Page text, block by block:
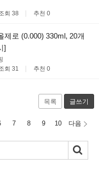
회 38 추천 0
제로 (0.000) 330ml, 20개
]
회 31 추천 0
목록 글쓰기
7 8 9 10 다음